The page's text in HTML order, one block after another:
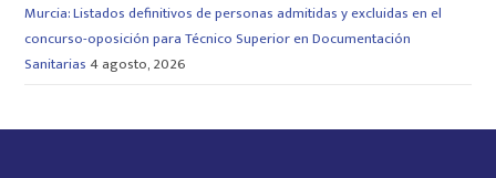
Murcia: Listados definitivos de personas admitidas y excluidas en el
concurso-oposición para Técnico Superior en Documentación
Sanitarias 4 agosto, 2026